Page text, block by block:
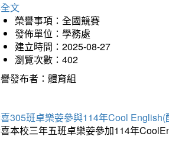
文
榮譽事項：全國競賽
發佈單位：學務處
建立時間：2025-08-27
瀏覽次數：402
發布者：體育組
305班卓樂荌參與114年Cool
本校三年五班卓樂荌參加114年